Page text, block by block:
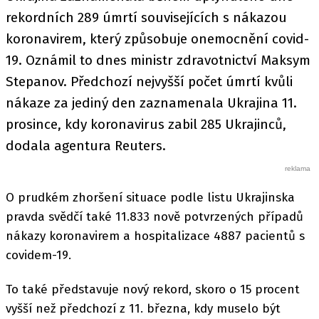
rekordních 289 úmrtí souvisejících s nákazou
koronavirem, který způsobuje onemocnění covid-
19. Oznámil to dnes ministr zdravotnictví Maksym
Stepanov. Předchozí nejvyšší počet úmrtí kvůli
nákaze za jediný den zaznamenala Ukrajina 11.
prosince, kdy koronavirus zabil 285 Ukrajinců,
dodala agentura Reuters.
O prudkém zhoršení situace podle listu Ukrajinska
pravda svědčí také 11.833 nově potvrzených případů
nákazy koronavirem a hospitalizace 4887 pacientů s
covidem-19.
To také představuje nový rekord, skoro o 15 procent
vyšší než předchozí z 11. března, kdy muselo být